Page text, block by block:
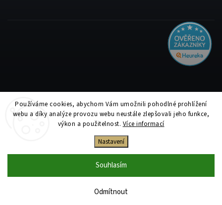
Používáme cookies, abychom Vám umožnili pohodlné prohlížení
webu a díky analýze provozu webu neustále zlepšovali jeho funkce,
výkon a použitelnost. Více informací
Nastavení
Odmítnout
Souhlasím
Copyright 2026Tiskolino.cz. Všechna práva vyhrazena.
Upravit nastavení cookies
| DesignShoptak.cz
Jsme plátci DPH. Zvýrazněné ceny v e-shopu jsou uvedeny s DPH a v detailu